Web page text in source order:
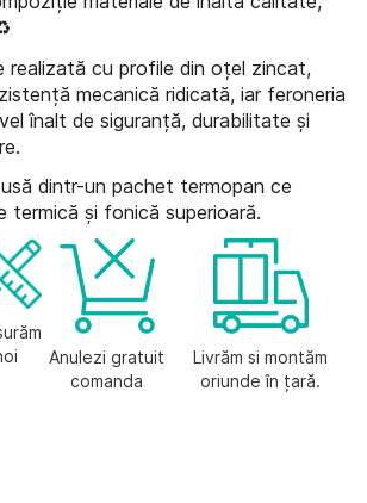
realizată cu profile din oțel zincat,
mecanică ridicată, iar feroneria
înalt de siguranță, durabilitate și
dintr-un pachet termopan ce
termică și fonică superioară.
Anulezi gratuit
comanda
Livrăm si montăm
oriunde în țară.